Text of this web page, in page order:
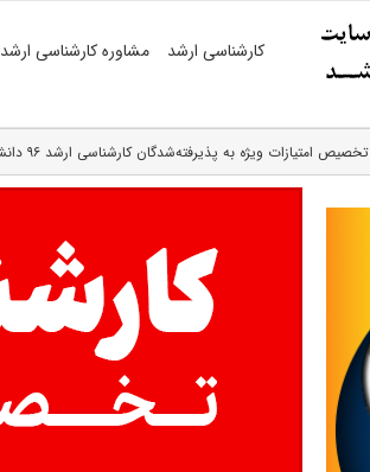
کارشناسی ارشد مشاوره کارشناسی ارشد
تخصیص امتیازات ویژه به پذیرفته‌شدگان کارشناسی ارشد ۹۶ دانشگاه ولی‌عصر رفسنجان